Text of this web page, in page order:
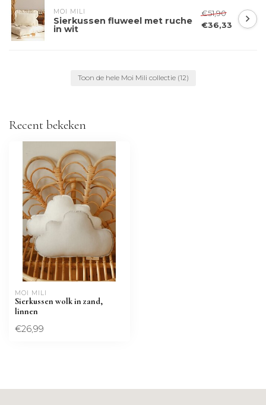
MOI MILI
Sierkussen fluweel met ruche
in wit
€51,90
€36,33
Toon de hele Moi Mili collectie (12)
Recent bekeken
MOI MILI
Sierkussen wolk in zand,
linnen
€26,99